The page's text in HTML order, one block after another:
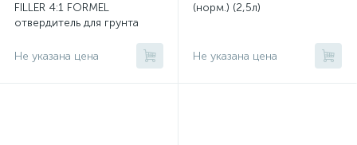
FILLER 4:1 FORMEL
отвердитель для грунта
Не указана цена
(норм.) (2,5л)
Не указана цена